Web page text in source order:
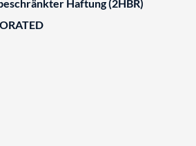
Haftung (2HBR)